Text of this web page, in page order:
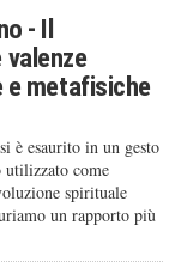
- Il
valenze
metafisiche
è esaurito in un gesto
utilizzato come
spirituale
un rapporto più